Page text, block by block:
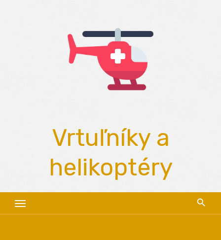
Vrtuľníky a
helikoptéry